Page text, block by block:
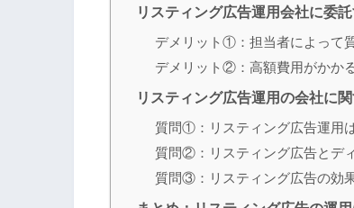
リスティング広告運用会社に委
デメリット①：担当者によって
デメリット②：高額費用がかか
リスティング広告運用の会社に
質問①：リスティング広告運用
質問②：リスティング広告とデ
質問③：リスティング広告の効